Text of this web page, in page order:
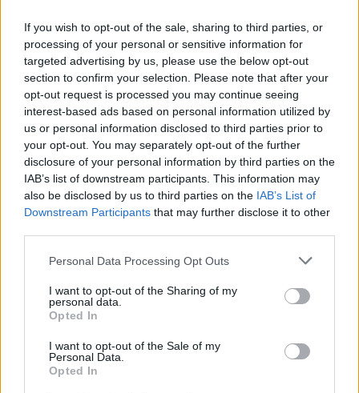
If you wish to opt-out of the sale, sharing to third parties, or
processing of your personal or sensitive information for
targeted advertising by us, please use the below opt-out
section to confirm your selection. Please note that after your
opt-out request is processed you may continue seeing
interest-based ads based on personal information utilized by
us or personal information disclosed to third parties prior to
your opt-out. You may separately opt-out of the further
disclosure of your personal information by third parties on the
IAB’s list of downstream participants. This information may
also be disclosed by us to third parties on the IAB’s List of
Downstream Participants that may further disclose it to other
Please note that this website/app uses one or more Google
not limited to your visit or usage behaviour. You may click to
grant or deny consent to Google and its third-party tags to
use your data for below specified purposes in below Google
consent section.
Personal Data Processing Opt Outs
I want to opt-out of the Sharing of my
personal data.
Opted In
I want to opt-out of the Sale of my
Personal Data.
Opted In
de 94 millones en los últimos 7 días. A continuación os presentamos a
los principales ganadores de valor de mercado, entre los que destacan
David Silva y Antoine Griezmann.
Leer más »